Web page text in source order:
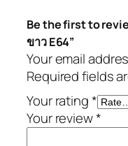
Be the first to
ขาว E64”
Your email
Required fields
Your rating*
Your review*